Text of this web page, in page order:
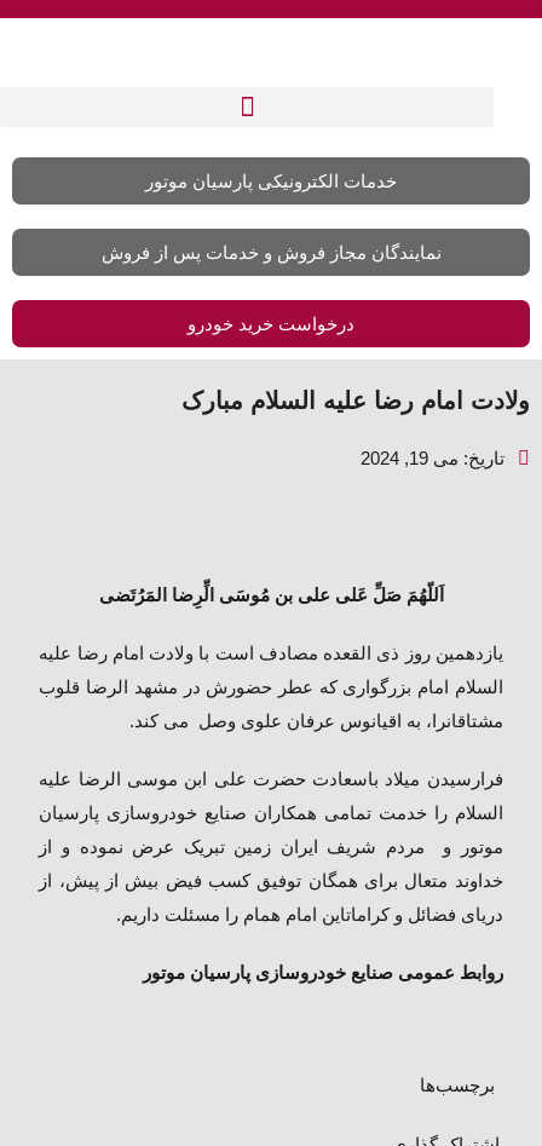
خدمات الکترونیکی پارسیان موتور
نمایندگان مجاز فروش و خدمات پس از فروش
درخواست خرید خودرو
ولادت امام رضا علیه السلام مبارک
تاریخ: می 19, 2024
اَللّهُمَ صَلِّ عَلی علی بن مُوسَی الِّرِضا المَرُتَضی
یازدهمین روز ذی القعده مصادف است با ولادت امام رضا علیه
السلام امام بزرگواری که عطر حضورش در مشهد الرضا قلوب
مشتاقانرا، به اقیانوس عرفان علوی وصل می کند.
فرارسیدن میلاد باسعادت حضرت علی ابن موسی الرضا علیه
السلام را خدمت تمامی همکاران صنایع خودروسازی پارسیان
موتور
و مردم شریف ایران زمین تبریک عرض نموده و از
خداوند متعال برای همگان توفیق کسب فیض بیش از پیش، از
دریای فضائل و کراماتاین امام همام را مسئلت داریم.
روابط عمومی صنایع خودروسازی پارسیان موتور
برچسب‌ها